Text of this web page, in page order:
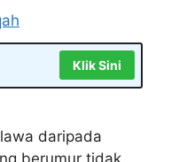
Klik Sini
daripada
berumur tidak